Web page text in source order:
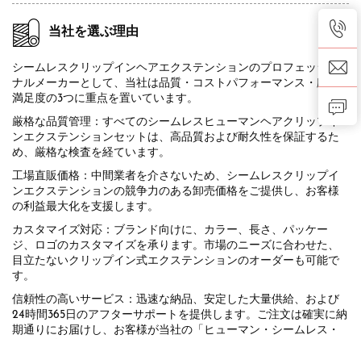
当社を選ぶ理由
シームレスクリップインヘアエクステンションのプロフェッショ
ナルメーカーとして、当社は品質・コストパフォーマンス・顧客
満足度の3つに重点を置いています。
厳格な品質管理：すべてのシームレスヒューマンヘアクリップイ
ンエクステンションセットは、高品質および耐久性を保証するた
め、厳格な検査を経ています。
工場直販価格：中間業者を介さないため、シームレスクリップイ
ンエクステンションの競争力のある卸売価格をご提供し、お客様
の利益最大化を支援します。
カスタマイズ対応：ブランド向けに、カラー、長さ、パッケー
ジ、ロゴのカスタマイズを承ります。市場のニーズに合わせた、
目立たないクリップイン式エクステンションのオーダーも可能で
す。
信頼性の高いサービス：迅速な納品、安定した大量供給、および
24時間365日のアフターサポートを提供します。ご注文は確実に納
期通りにお届けし、お客様が当社の「ヒューマン・シームレス・